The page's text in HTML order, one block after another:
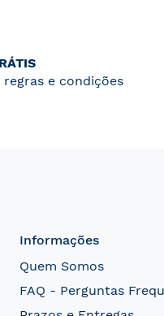
e condições
Informações
Quem Somos
FAQ - Perguntas